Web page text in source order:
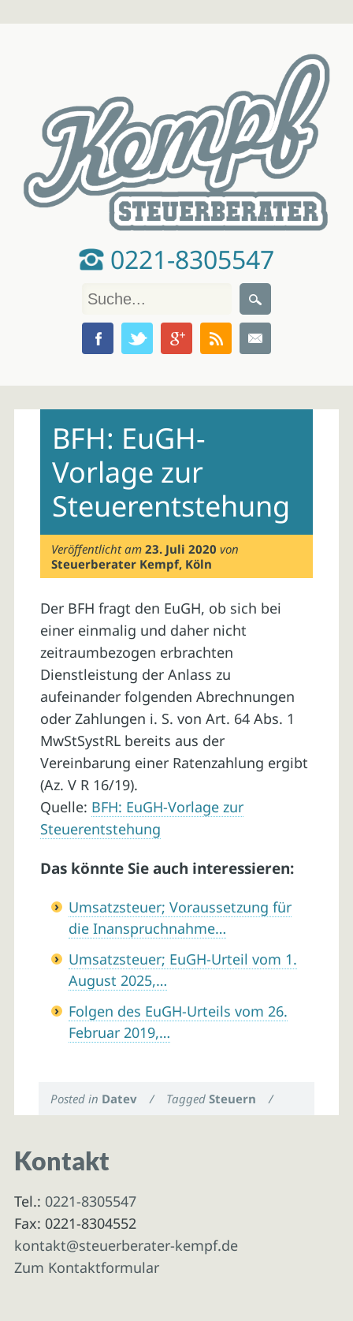
0221-8305547
contentBFH: EuGH-
Vorlage zur
Steuerentstehung
Veröffentlicht am23. Juli 2020 von
Steuerberater Kempf, Köln
Der BFH fragt den EuGH, ob sich bei
einer einmalig und daher nicht
zeitraumbezogen erbrachten
Dienstleistung der Anlass zu
aufeinander folgenden Abrechnungen
oder Zahlungen i. S. von Art. 64 Abs. 1
MwStSystRL bereits aus der
Vereinbarung einer Ratenzahlung ergibt
(Az. V R 16/19).
Quelle: BFH: EuGH-Vorlage zur
Steuerentstehung
Das könnte Sie auch interessieren:
Umsatzsteuer; Voraussetzung für
die Inanspruchnahme…
Umsatzsteuer; EuGH-Urteil vom 1.
August 2025,…
Folgen des EuGH-Urteils vom 26.
Februar 2019,…
Posted in Datev / TaggedSteuern /
Kontakt
Tel.: 0221-8305547
Fax: 0221-8304552
kontakt@steuerberater-kempf.de
Zum Kontaktformular